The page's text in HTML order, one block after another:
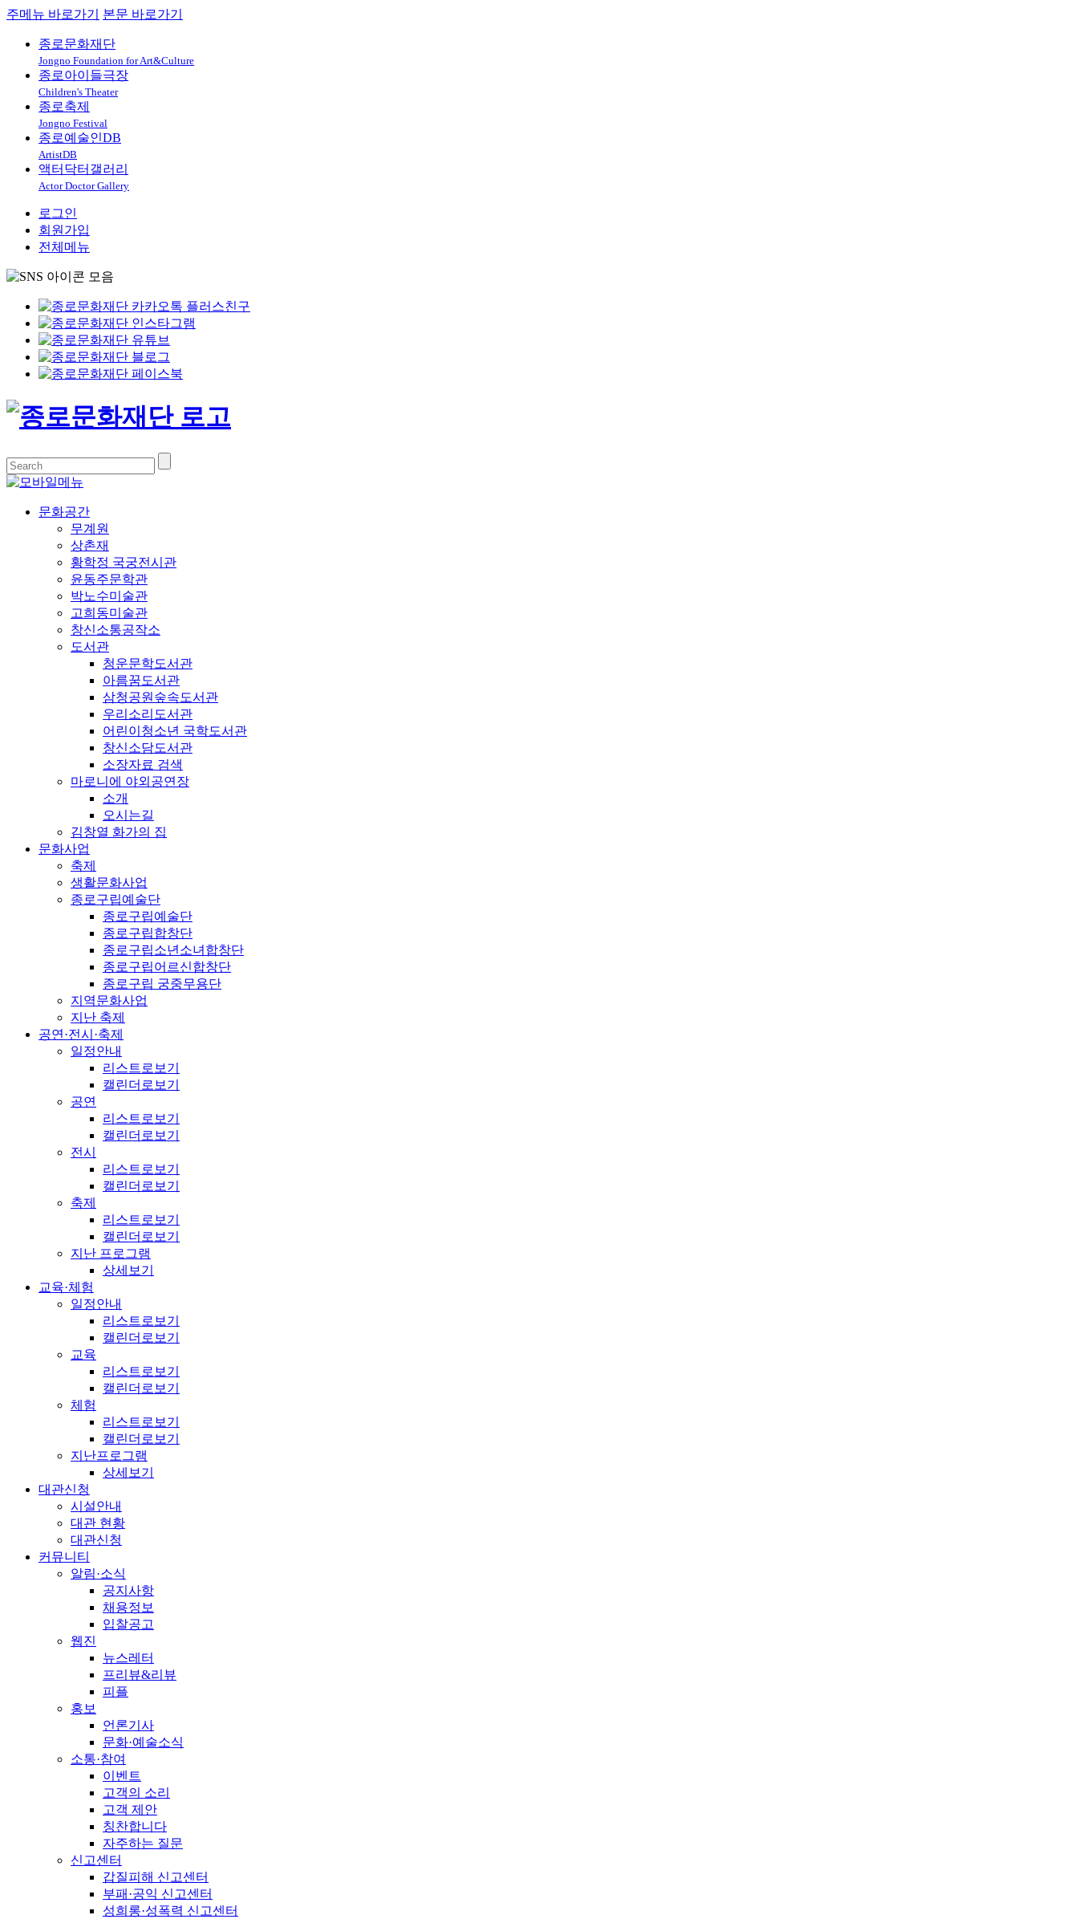
주메뉴 바로가기 본문 바로가기
종로문화재단
Jongno Foundation for Art&Culture
종로아이들극장
Children's Theater
종로축제
Jongno Festival
종로예술인DB
ArtistDB
액터닥터갤러리
Actor Doctor Gallery
로그인
회원가입
전체메뉴
문화공간
무계원
상촌재
황학정 국궁전시관
윤동주문학관
박노수미술관
고희동미술관
창신소통공작소
도서관
청운문학도서관
아름꿈도서관
삼청공원숲속도서관
우리소리도서관
어린이청소년 국학도서관
창신소담도서관
소장자료 검색
마로니에 야외공연장
소개
오시는길
김창열 화가의 집
문화사업
축제
생활문화사업
종로구립예술단
종로구립예술단
종로구립합창단
종로구립소년소녀합창단
종로구립어르신합창단
종로구립 궁중무용단
지역문화사업
지난 축제
공연·전시·축제
일정안내
리스트로보기
캘린더로보기
공연
리스트로보기
캘린더로보기
전시
리스트로보기
캘린더로보기
축제
리스트로보기
캘린더로보기
지난 프로그램
상세보기
교육·체험
일정안내
리스트로보기
캘린더로보기
교육
리스트로보기
캘린더로보기
체험
리스트로보기
캘린더로보기
지난프로그램
상세보기
대관신청
시설안내
대관 현황
대관신청
커뮤니티
알림·소식
공지사항
채용정보
입찰공고
웹진
뉴스레터
프리뷰&리뷰
피플
홍보
언론기사
문화·예술소식
소통·참여
이벤트
고객의 소리
고객 제안
칭찬합니다
자주하는 질문
신고센터
갑질피해 신고센터
부패·공익 신고센터
성희롱·성폭력 신고센터